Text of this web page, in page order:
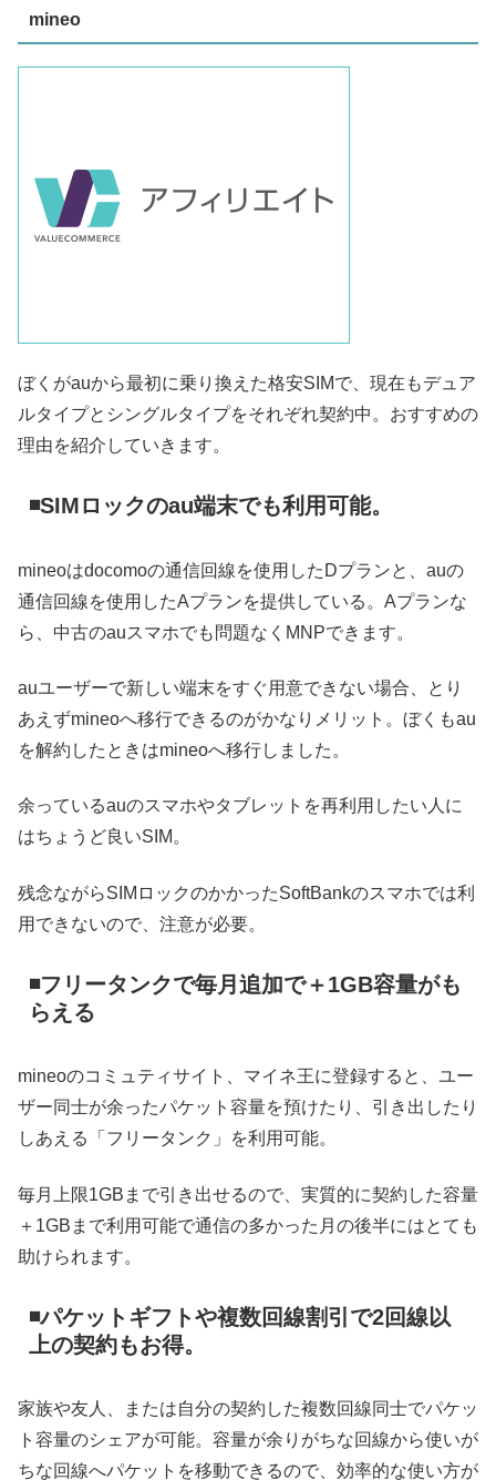
mineo
ぼくがauから最初に乗り換えた格安SIMで、現在もデュア
ルタイプとシングルタイプをそれぞれ契約中。おすすめの
理由を紹介していきます。
◾️SIMロックのau端末でも利用可能。
mineoはdocomoの通信回線を使用したDプランと、auの
通信回線を使用したAプランを提供している。Aプランな
ら、中古のauスマホでも問題なくMNPできます。
auユーザーで新しい端末をすぐ用意できない場合、とり
あえずmineoへ移行できるのがかなりメリット。ぼくもau
を解約したときはmineoへ移行しました。
余っているauのスマホやタブレットを再利用したい人に
はちょうど良いSIM。
残念ながらSIMロックのかかったSoftBankのスマホでは利
用できないので、注意が必要。
◾️フリータンクで毎月追加で＋1GB容量がも
らえる
mineoのコミュティサイト、マイネ王に登録すると、ユー
ザー同士が余ったパケット容量を預けたり、引き出したり
しあえる「フリータンク」を利用可能。
毎月上限1GBまで引き出せるので、実質的に契約した容量
＋1GBまで利用可能で通信の多かった月の後半にはとても
助けられます。
◾️パケットギフトや複数回線割引で2回線以
上の契約もお得。
家族や友人、または自分の契約した複数回線同士でパケッ
ト容量のシェアが可能。容量が余りがちな回線から使いが
ちな回線へパケットを移動できるので、効率的な使い方が